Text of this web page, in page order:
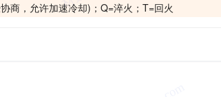
商，允许加速冷却)；Q=淬火；T=回火